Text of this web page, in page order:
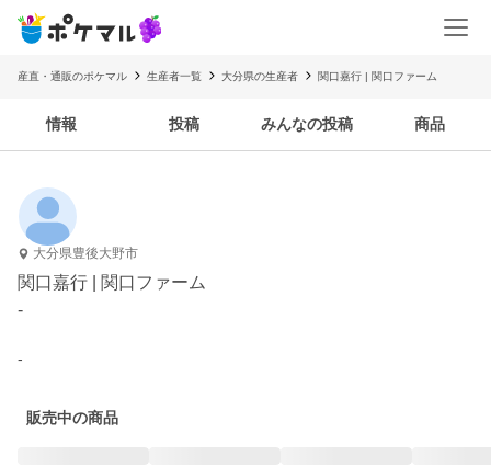
産直・通販のポケマル 生産者一覧 大分県の生産者 関口嘉行 | 関口ファーム
情報 投稿 みんなの投稿 商品
大分県豊後大野市
関口嘉行 | 関口ファーム
-
-
販売中の商品